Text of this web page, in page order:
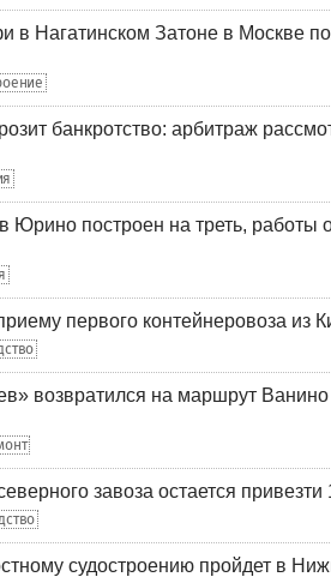
в Нагатинском Затоне в Москве
банкротство: арбитраж
Юрино построен на треть,
первого контейнеровоза из
возвратился на маршрут
завоза остается
судостроению пройдет в